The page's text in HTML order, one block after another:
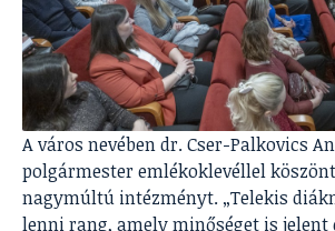
A város nevében dr. Cser-Palkovics
polgármester emlékoklevéllel
nagymúltú intézményt. „Telekis
lenni rang, amely minőséget is jelent